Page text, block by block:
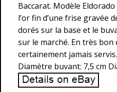
Baccarat. Modèle
l’or fin d’une frise gravée
dorés sur la base et le
sur le marché. En très bon
certainement jamais
Diamètre buvant: 7,5 cm